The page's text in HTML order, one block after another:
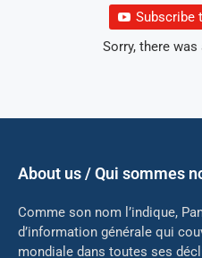
Subscribe
Sorry, there was
About us / Qui sommes
Comme son nom l’indique,
d’information générale qui
mondiale dans toutes ses